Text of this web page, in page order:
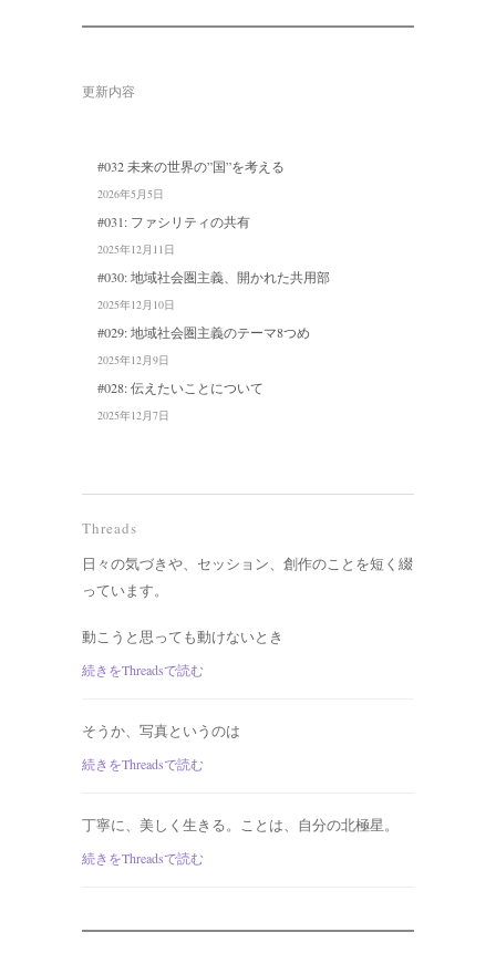
更新内容
#032 未来の世界の”国”を考える
2026年5月5日
#031: ファシリティの共有
2025年12月11日
#030: 地域社会圏主義、開かれた共用部
2025年12月10日
#029: 地域社会圏主義のテーマ8つめ
2025年12月9日
#028: 伝えたいことについて
2025年12月7日
Threads
日々の気づきや、セッション、創作のことを短く綴
っています。
動こうと思っても動けないとき
続きをThreadsで読む
そうか、写真というのは
続きをThreadsで読む
丁寧に、美しく生きる。ことは、自分の北極星。
続きをThreadsで読む